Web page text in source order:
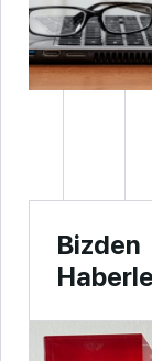
Bizden